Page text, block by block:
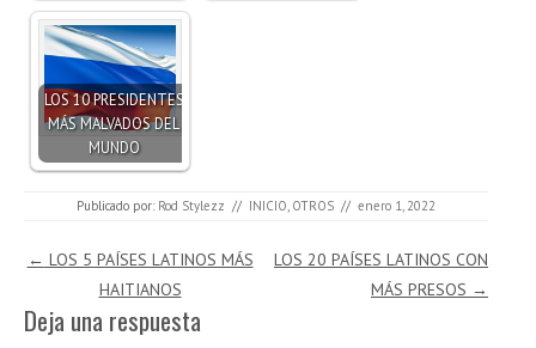
LOS 10 PRESIDENTES
MÁS MALVADOS DEL
MUNDO
Publicado por: Rod Stylezz // INICIO OTROS // enero 1, 2022
Navegación de entradas
← LOS 5 PAÍSES LATINOS MÁS
HAITIANOS
LOS 20 PAÍSES LATINOS CON
MÁS PRESOS →
Deja una respuesta